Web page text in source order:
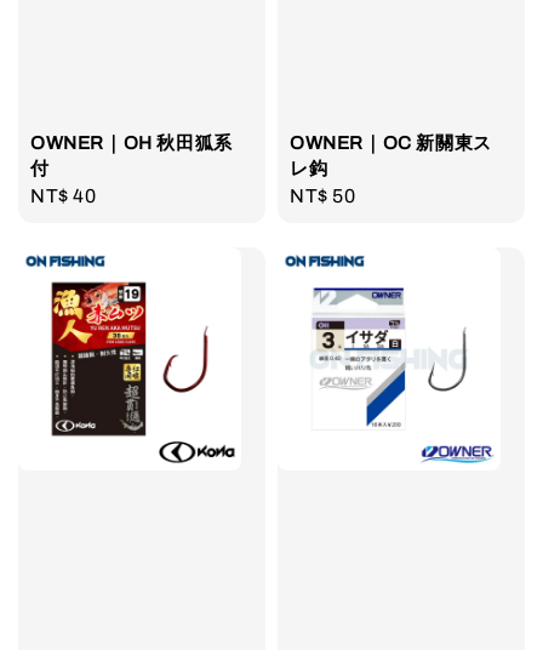
OWNER｜OH 秋田狐系
付
Regular
NT$ 40
OWNER｜OC 新關東ス
レ鈎
Regular
NT$ 50